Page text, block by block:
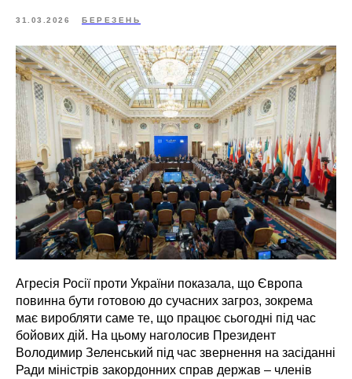
31.03.2026 БЕРЕЗЕНЬ
Агресія Росії проти України показала, що Європа
повинна бути готовою до сучасних загроз, зокрема
має виробляти саме те, що працює сьогодні під час
бойових дій. На цьому наголосив Президент
Володимир Зеленський під час звернення на засіданні
Ради міністрів закордонних справ держав – членів